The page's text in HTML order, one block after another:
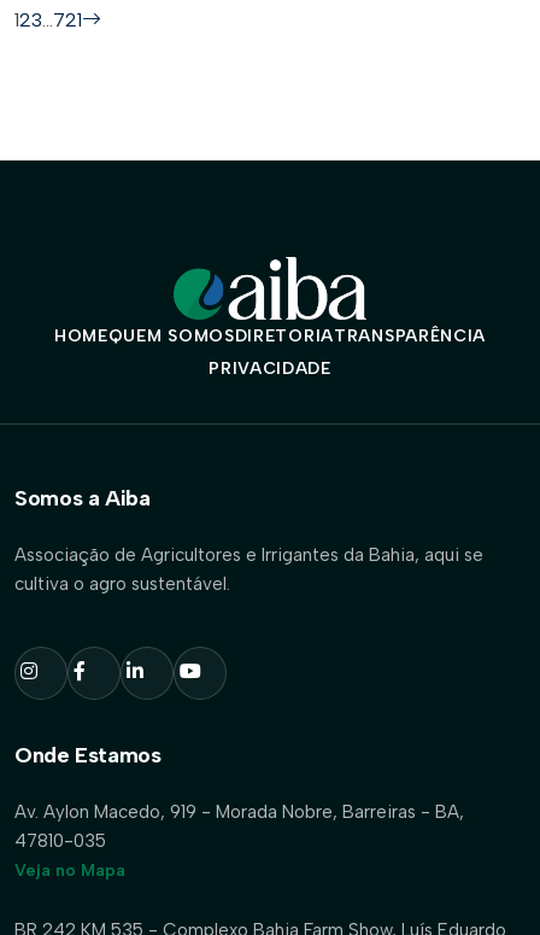
123…721
HOMEQUEM SOMOSDIRETORIATRANSPARÊNCIA
PRIVACIDADE
Somos a Aiba
Associação de Agricultores e Irrigantes da Bahia, aqui se
cultiva o agro sustentável.
Onde Estamos
Av. Aylon Macedo, 919 - Morada Nobre, Barreiras - BA,
47810-035
Veja no Mapa
BR 242 KM 535 - Complexo Bahia Farm Show, Luís Eduardo